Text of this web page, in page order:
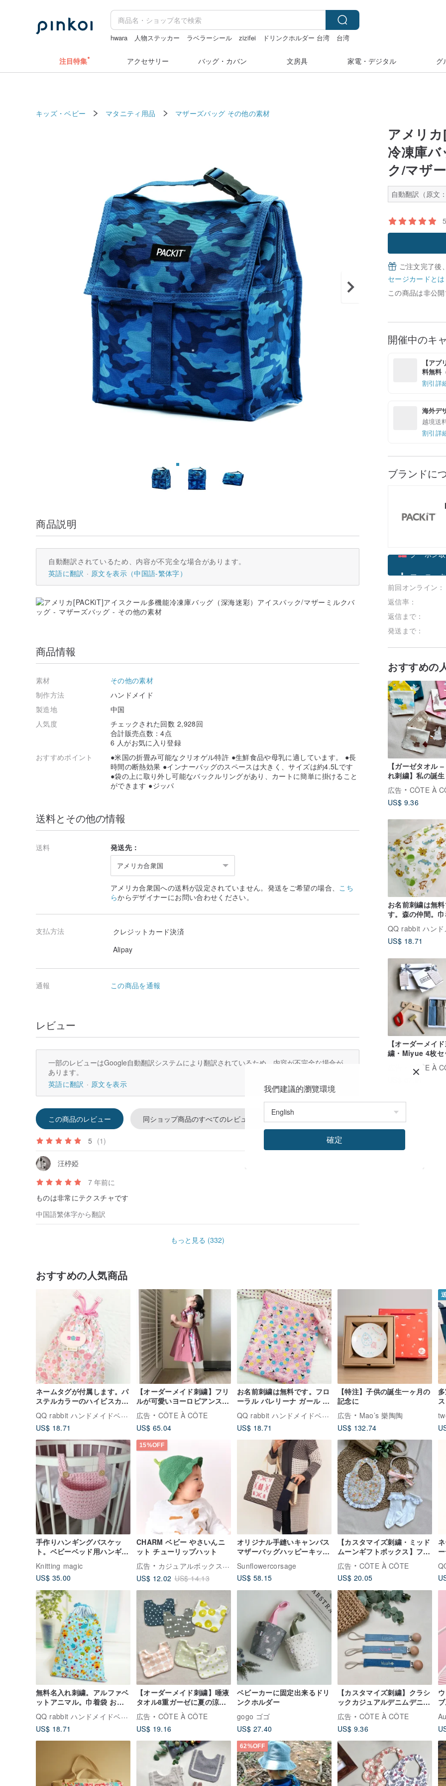
hwara 人物ステッカー ラベラーシール zizifei ドリンクホルダー 台湾
台湾
注目特集 アクセサリー バッグ・カバン 文房具 家電・デジタル グ
キッズ・ベビー マタニティ用品 マザーズバッグ その他の素材
アメリ
冷凍庫
ク/マザ
自動翻訳（原文
ご注文完了後
セージカードと
この商品は非公
開催中のキ
【ア
料無料
割引詳
海外デ
越境送
割引詳
ブランドに
フォロー
前回オンライン：
返信率：
返信まで：
発送まで：
おすすめの
【ガーゼタオル
れ刺繍】私の誕
大好き うさぎベ
ンカチ 6 重ガー
祝い
広告
CÔTE À
US$ 9.36
お名前刺繍は無
す。森の仲間。
おむつ袋 衣類袋
US$ 18.71
【オーダーメイ
繍・Miyue 4枚セ
Nature's Pure
Cotton 天然染め
CÔTE À
商品説明
自動翻訳されているため、内容が不完全な場合があります。
英語に翻訳
原文を表示（中国語-繁体字）
商品情報
素材
その他の素材
制作方法
ハンドメイド
製造地
中国
人気度
チェックされた回数 2,928回
合計販売点数：4点
6 人がお気に入り登録
おすすめポイント
●米国の折畳み可能なクリオゲル特許 ●生鮮食品や母乳に適しています。 ●長
時間の断熱効果 ●インナーバッグのスペースは大きく、サイズは約4.5Lです
●袋の上に取り外し可能なバックルリングがあり、カートに簡単に掛けること
ができます ●ジッパ
送料とその他の情報
送料 発送先：
アメリカ合衆国
アメリカ合衆国への送料が設定されていません。発送をご希望の場合、 こち
らからデザイナーにお問い合わせください。
支払方法
クレジットカード決済
Alipay
通報 この商品を通報
レビュー
一部のレビューはGoogle自動翻訳システムにより翻訳されているため、内容が不完全な場合が
あります。
英語に翻訳
原文を表示
この商品のレビュー 同ショップ商品のすべてのレビュー
5 (1)
汪楟婭
7 年前に
ものは非常にテクスチャです
中国語繁体字から翻訳
もっと見る (332)
おすすめの人気商品
ネームタグが付属します。パ
ステルカラーのハイビスカス
ッグガーメントバッグ
QQ rabbit ハンドメイドベビーブティック
US$ 18.71
【オーダーメイド刺繍】フリ
ルが可愛いヨーロピアンスタ
イルの作業服エプロンと子供
服2色
広告
CÔTE À CÔTE
US$ 65.04
お名前刺繍は無料です。フロ
ーラル バレリーナ ガール -
袋 衣類袋
QQ rabbit ハンドメイドベビーブティック
US$ 18.71
【特注】子供の誕生一ヶ月の
記念に
広告
Mao’s 樂陶陶
US$ 132.74
手作りハンギングバスケッ
ト。ベビーベッド用ハンギン
Knitting magic
US$ 35.00
15%OFF
CHARM ベビー やさいんニ
ット チューリップハット
広告
カジュアルボックス casual box
US$ 12.02 US$ 14.13
オリジナル手縫いキャンバス
マザーバッグハッピーキッズ
Sunflowercorsage
US$ 58.15
【カスタマイズ刺繍・ミッド
ムーンギフトボックス】フラ
ワーシーピクニックデートレ
ースフリル花柄マウスタオル
広告
CÔTE À CÔTE
US$ 20.05
無料名入れ刺繍。アルファベ
ットアニマル。巾着袋 おむ
つバッグ 衣類バッグ
QQ rabbit ハンドメイドベビーブティック
US$ 18.71
【オーダーメイド刺繍】唾液
タオル8重ガーゼに夏の涼風
がそよぐ
広告
CÔTE À CÔTE
US$ 19.16
ベビーカーに固定出来るドリ
ンクホルダー
gogo ゴゴ
US$ 27.40
【カスタマイズ刺繍】クラシ
ックカジュアルデニムデニム
おしゃぶりクリップおしゃぶ
りチェーン
広告
CÔTE À CÔTE
US$ 9.36
62%OFF
我們建議的瀏覽環境
確定